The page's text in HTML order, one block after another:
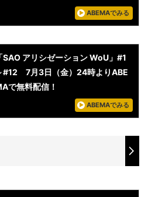
ABEMAでみる
「SAO アリシゼーション WoU」#1
#12 7月3日（金）24時よりABE
で無料配信！
ABEMAでみる